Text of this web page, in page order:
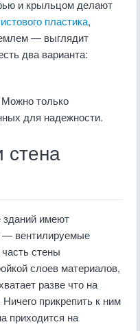
и крыльцом делают
пластика,
— выглядит
два варианта:
Можно только
для надежности.
стена
имеют
— вентилируемые
стены
слоев материалов,
разве что на
прикрепить к ним
приходится на